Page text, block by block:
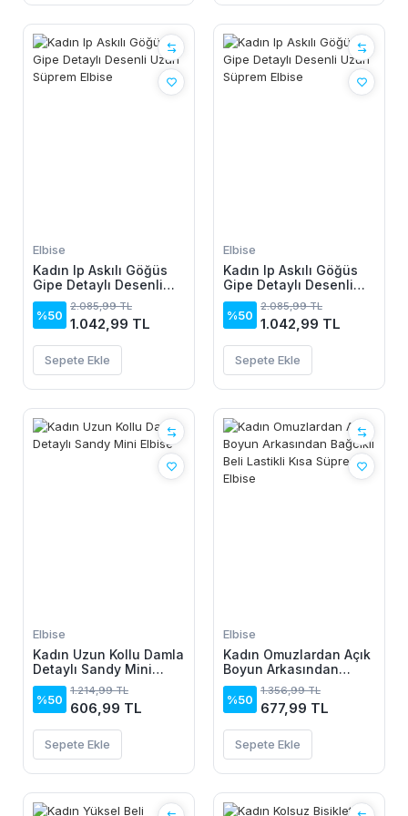
Elbise
Kadın Ip Askılı Göğüs
Gipe Detaylı Desenli
Uzun Süprem Elbise
%50
2.085,99 TL
1.042,99 TL
Sepete Ekle
Elbise
Kadın Ip Askılı Göğüs
Gipe Detaylı Desenli
Uzun Süprem Elbise
%50
2.085,99 TL
1.042,99 TL
Sepete Ekle
Elbise
Kadın Uzun Kollu Damla
Detaylı Sandy Mini
Elbise
%50
1.214,99 TL
606,99 TL
Sepete Ekle
Elbise
Kadın Omuzlardan Açık
Boyun Arkasından
Bağcıklı Beli Lastikli
Kısa Süprem Elbise
%50
1.356,99 TL
677,99 TL
Sepete Ekle